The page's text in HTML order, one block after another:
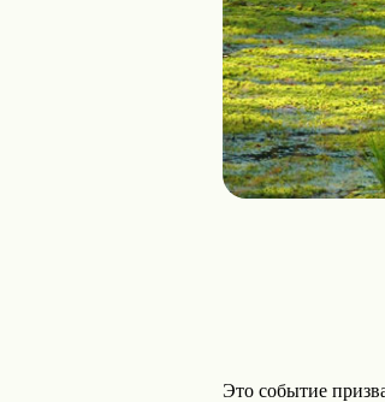
Это событие